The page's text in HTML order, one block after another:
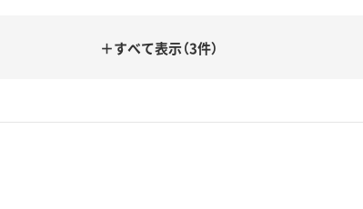
＋すべて表示（3件）